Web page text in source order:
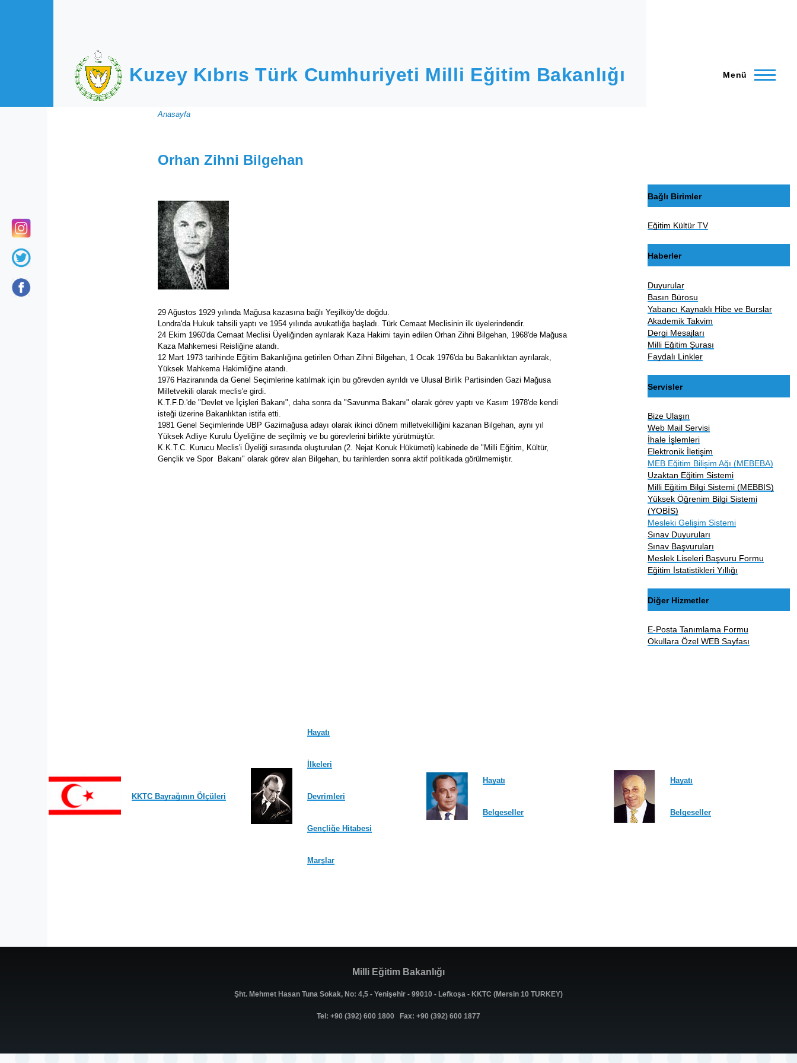
Kuzey Kıbrıs Türk Cumhuriyeti Milli Eğitim Bakanlığı Menü
Sayfa
yolu
Anasayfa
Orhan Zihni Bilgehan
29 Ağustos 1929 yılında Mağusa kazasına bağlı Yeşilköy'de doğdu.
Londra'da Hukuk tahsili yaptı ve 1954 yılında avukatlığa başladı. Türk Cemaat Meclisinin ilk üyelerindendir.
24 Ekim 1960'da Cemaat Meclisi Üyeliğinden ayrılarak Kaza Hakimi tayin edilen Orhan Zihni Bilgehan, 1968'de Mağusa
Kaza Mahkemesi Reisliğine atandı.
12 Mart 1973 tarihinde Eğitim Bakanlığına getirilen Orhan Zihni Bilgehan, 1 Ocak 1976'da bu Bakanlıktan ayrılarak,
Yüksek Mahkema Hakimliğine atandı.
1976 Haziranında da Genel Seçimlerine katılmak için bu görevden ayrıldı ve Ulusal Birlik Partisinden Gazi Mağusa
Milletvekili olarak meclis'e girdi.
K.T.F.D.'de "Devlet ve İçişleri Bakanı", daha sonra da "Savunma Bakanı" olarak görev yaptı ve Kasım 1978'de kendi
isteği üzerine Bakanlıktan istifa etti.
1981 Genel Seçimlerinde UBP Gazimağusa adayı olarak ikinci dönem milletvekilliğini kazanan Bilgehan, aynı yıl
Yüksek Adliye Kurulu Üyeliğine de seçilmiş ve bu görevlerini birlikte yürütmüştür.
K.K.T.C. Kurucu Meclis'i Üyeliği sırasında oluşturulan (2. Nejat Konuk Hükümeti) kabinede de "Milli Eğitim, Kültür,
Gençlik ve Spor Bakanı" olarak görev alan Bilgehan, bu tarihlerden sonra aktif politikada görülmemiştir.
Bağlı Birimler
Eğitim Kültür TV
Haberler
Duyurular
Basın Bürosu
Yabancı Kaynaklı Hibe ve Burslar
Akademik Takvim
Dergi Mesajları
Milli Eğitim Şurası
Faydalı Linkler
Servisler
Bize Ulaşın
Web Mail Servisi
İhale İşlemleri
Elektronik İletişim
MEB Eğitim Bilişim Ağı (MEBEBA)
Uzaktan Eğitim Sistemi
Milli Eğitim Bilgi Sistemi (MEBBIS)
Yüksek Öğrenim Bilgi Sistemi
(YOBİS)
Mesleki Gelişim Sistemi
Sınav Duyuruları
Sınav Başvuruları
Meslek Liseleri Başvuru Formu
Eğitim İstatistikleri Yıllığı
Diğer Hizmetler
E-Posta Tanımlama Formu
Okullara Özel WEB Sayfası
KKTC Bayrağının Ölçüleri
Hayatı
İlkeleri
Devrimleri
Gençliğe Hitabesi
Marşlar
Hayatı
Belgeseller
Hayatı
Belgeseller
Milli Eğitim Bakanlığı
Şht. Mehmet Hasan Tuna Sokak, No: 4,5 - Yenişehir - 99010 - Lefkoşa - KKTC (Mersin 10 TURKEY)
Tel: +90 (392) 600 1800 Fax: +90 (392) 600 1877